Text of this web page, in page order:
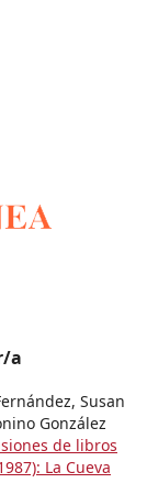
a
Susan
González
de libros
La Cueva